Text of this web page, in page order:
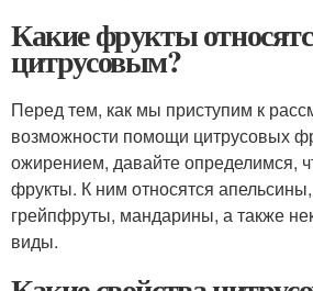
Какие фрукты
цитрусовым?
Перед тем, как мы приступим к
возможности помощи цитрусовых
ожирением, давайте определимся,
фрукты. К ним относятся
грейпфруты, мандарины, а также
виды.